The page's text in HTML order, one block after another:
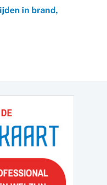
in brand,